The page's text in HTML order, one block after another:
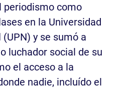
periodismo como
en la Universidad
y se sumó a
luchador social de su
el acceso a la
nadie, incluído el